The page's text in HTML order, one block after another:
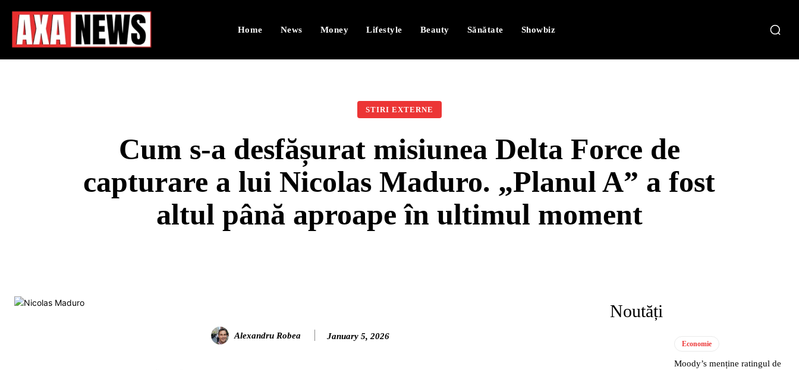
Home News Money Lifestyle Beauty Sănătate Showbiz
STIRI EXTERNE
Cum s-a desfășurat misiunea Delta Force de
capturare a lui Nicolas Maduro. „Planul A” a fost
altul până aproape în ultimul moment
Alexandru Robea January 5, 2026
Noutăți
Economie
Moody’s menține ratingul de